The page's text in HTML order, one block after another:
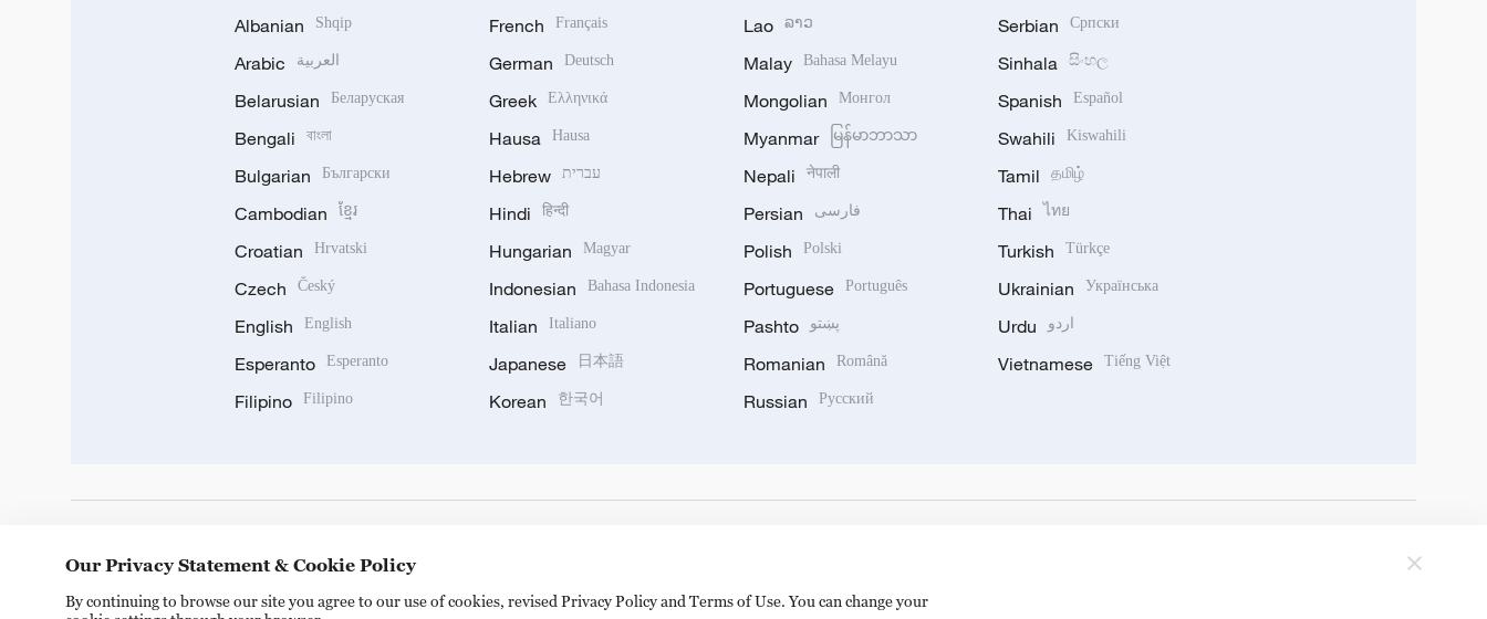
Albanian Shqip
Arabic العربية
Belarusian Беларуская
Bengali বাংলা
Bulgarian Български
Cambodian ខ្មែរ
Croatian Hrvatski
Czech Český
English English
Esperanto Esperanto
Filipino Filipino
French Français
German Deutsch
Greek Ελληνικά
Hausa Hausa
Hebrew עברית
Hindi हिन्दी
Hungarian Magyar
Indonesian Bahasa Indonesia
Italian Italiano
Japanese 日本語
Korean 한국어
Lao ລາວ
Malay Bahasa Melayu
Mongolian Монгол
Myanmar မြန်မာဘာသာ
Nepali नेपाली
Persian فارسی
Polish Polski
Portuguese Português
Pashto پښتو
Romanian Română
Russian Русский
Serbian Српски
Sinhala සිංහල
Spanish Español
Swahili Kiswahili
Tamil தமிழ்
Thai ไทย
Turkish Türkçe
Ukrainian Українська
Urdu اردو
Vietnamese Tiếng Việt
Our Privacy Statement & Cookie Policy
By continuing to browse our site you agree to our use of cookies, revised Privacy Policy and Terms of Use. You can change your